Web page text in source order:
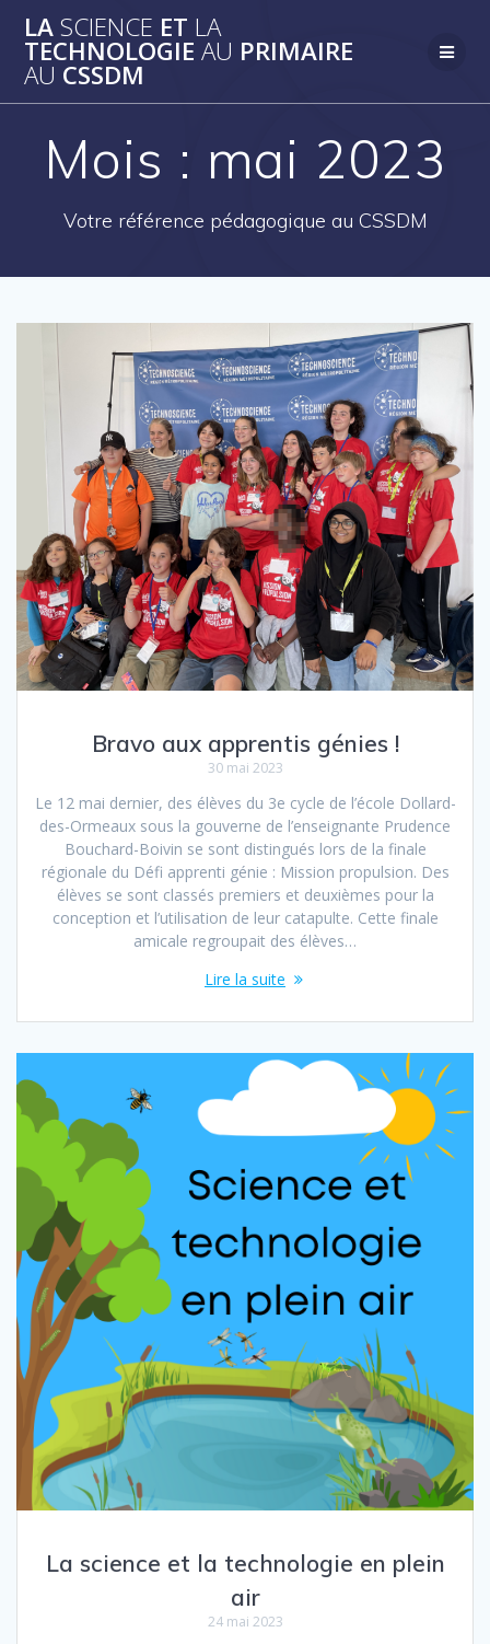
content
LA SCIENCE ET LA
TECHNOLOGIE AU PRIMAIRE
AU CSSDM
Mois : mai 2023
Votre référence pédagogique au CSSDM
Bravo aux apprentis génies !
30 mai 2023
Le 12 mai dernier, des élèves du 3e cycle de l’école Dollard-
des-Ormeaux sous la gouverne de l’enseignante Prudence
Bouchard-Boivin se sont distingués lors de la finale
régionale du Défi apprenti génie : Mission propulsion. Des
élèves se sont classés premiers et deuxièmes pour la
conception et l’utilisation de leur catapulte. Cette finale
amicale regroupait des élèves…
Lire la suite
La science et la technologie en plein
air
24 mai 2023